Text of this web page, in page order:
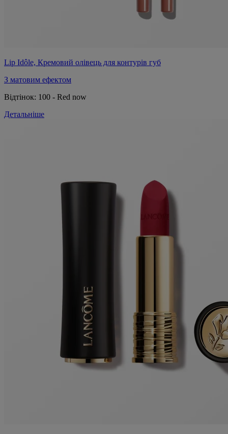
Lip Idôle, Кремовий олівець для контурів губ
З матовим ефектом
Відтінок: 100 - Red now
Детальніше